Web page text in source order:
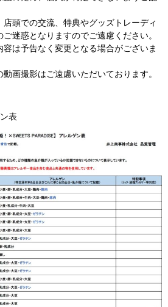
頭での交流、特典やグッズトレーディ
迷惑となりますのでご遠慮ください。
は予告なく変更となる場合がございま
画撮影はご遠慮いただいております。
表